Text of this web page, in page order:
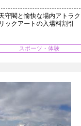
守閣と愉快な場内アトラク
ックアートの入場料割引
スポーツ・体験